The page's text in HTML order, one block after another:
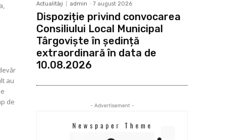
Actualităţi admin - 7 august 2026
Dispoziție privind convocarea
Consiliului Local Municipal
Târgoviște în ședință
extraordinară în data de
10.08.2026
- Advertisement -